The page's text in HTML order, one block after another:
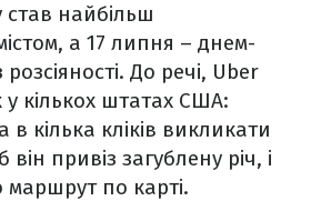
найбільш
а 17 липня – днем-
До речі, Uber
кількох штатах США:
кілька кліків викликати
привіз загублену річ, і
маршрут по карті.